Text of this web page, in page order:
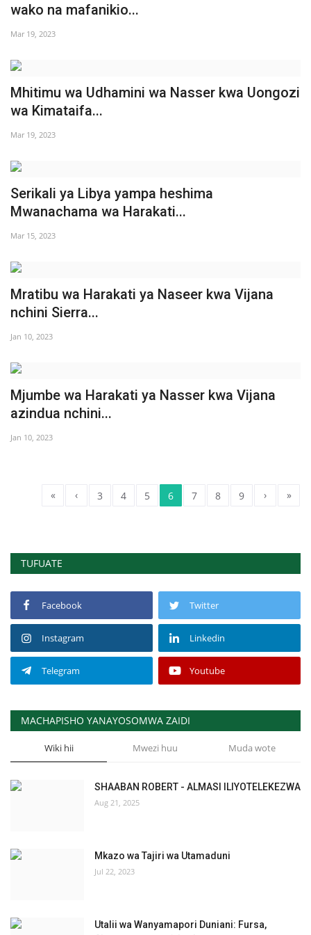
wako na mafanikio...
Mar 19, 2023
Mhitimu wa Udhamini wa Nasser kwa Uongozi
wa Kimataifa...
Mar 19, 2023
Serikali ya Libya yampa heshima
Mwanachama wa Harakati...
Mar 15, 2023
Mratibu wa Harakati ya Naseer kwa Vijana
nchini Sierra...
Jan 10, 2023
Mjumbe wa Harakati ya Nasser kwa Vijana
azindua nchini...
Jan 10, 2023
« ‹ 3 4 5 6 7 8 9 › »
TUFUATE
Facebook Twitter
Instagram Linkedin
Telegram Youtube
MACHAPISHO YANAYOSOMWA ZAIDI
Wiki hii Mwezi huu Muda wote
SHAABAN ROBERT - ALMASI ILIYOTELEKEZWA
Aug 21, 2025
Mkazo wa Tajiri wa Utamaduni
Jul 22, 2023
Utalii wa Wanyamapori Duniani: Fursa,